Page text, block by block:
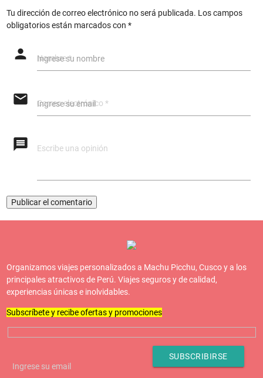
Tu dirección de correo electrónico no será publicada. Los campos
obligatorios están marcados con *
person Ingrese su nombre
email Ingrese su email
message
Organizamos viajes personalizados a Machu Picchu, Cusco y a los
principales atractivos de Perú. Viajes seguros y de calidad,
experiencias únicas e inolvidables.
Subscríbete y recibe ofertas y promociones